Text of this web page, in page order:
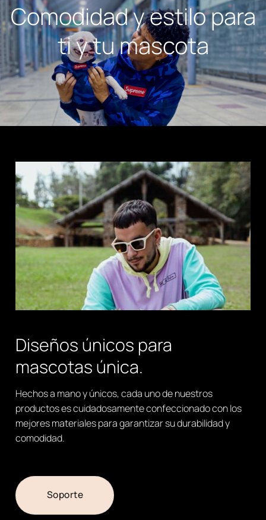
Comodidad y estilo para
ti y tu mascota
Diseños únicos para
mascotas única.
Hechos a mano y únicos, cada uno de nuestros
productos es cuidadosamente confeccionado con los
mejores materiales para garantizar su durabilidad y
comodidad.
Soporte